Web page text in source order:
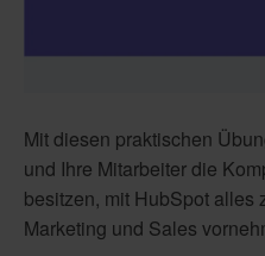
Mit diesen praktischen
und Ihre Mitarbeiter die
besitzen, mit HubSpot alles
Marketing und Sales